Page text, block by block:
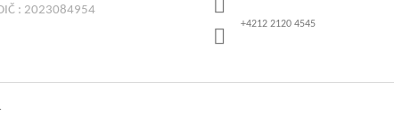
: 2023084954
+4212 2120 4545